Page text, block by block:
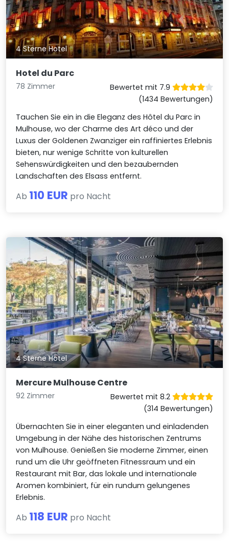
4 Sterne Hotel
Hotel du Parc
78 Zimmer
Bewertet mit 7.9
(1434 Bewertungen)
Tauchen Sie ein in die Eleganz des Hôtel du Parc in
Mulhouse, wo der Charme des Art déco und der
Luxus der Goldenen Zwanziger ein raffiniertes Erlebnis
bieten, nur wenige Schritte von kulturellen
Sehenswürdigkeiten und den bezaubernden
Landschaften des Elsass entfernt.
Ab 110 EUR pro Nacht
4 Sterne Hotel
Mercure Mulhouse Centre
92 Zimmer
Bewertet mit 8.2
(314 Bewertungen)
Übernachten Sie in einer eleganten und einladenden
Umgebung in der Nähe des historischen Zentrums
von Mulhouse. Genießen Sie moderne Zimmer, einen
rund um die Uhr geöffneten Fitnessraum und ein
Restaurant mit Bar, das lokale und internationale
Aromen kombiniert, für ein rundum gelungenes
Erlebnis.
Ab 118 EUR pro Nacht